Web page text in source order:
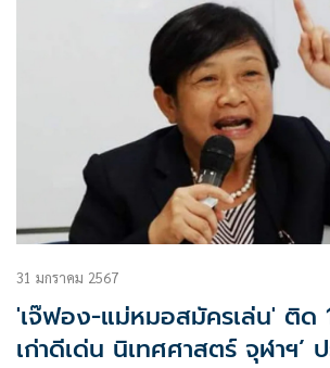
31 มกราคม 2567
'เจ๊ฟอง-แม่หมอสมัครเล่น' ติด 1 ใ
เก่าดีเด่น นิเทศศาสตร์ จุฬาฯ’